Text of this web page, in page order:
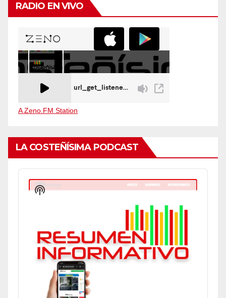
RADIO EN VIVO
A Zeno.FM Station
LA COSTEÑÍSIMA PODCAST
Audio
Player
Show